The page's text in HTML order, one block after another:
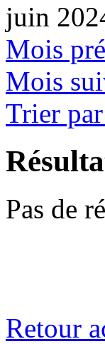
juin
Mois
Mois
Trier
Pas de
Retour